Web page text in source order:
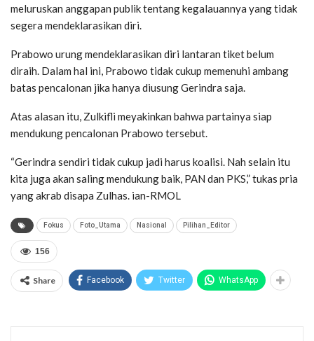
meluruskan anggapan publik tentang kegalauannya yang tidak
segera mendeklarasikan diri.
Prabowo urung mendeklarasikan diri lantaran tiket belum
diraih. Dalam hal ini, Prabowo tidak cukup memenuhi ambang
batas pencalonan jika hanya diusung Gerindra saja.
Atas alasan itu, Zulkifli meyakinkan bahwa partainya siap
mendukung pencalonan Prabowo tersebut.
“Gerindra sendiri tidak cukup jadi harus koalisi. Nah selain itu
kita juga akan saling mendukung baik, PAN dan PKS,” tukas pria
yang akrab disapa Zulhas. ian-RMOL
Fokus Foto_Utama Nasional Pilihan_Editor
156
Share Facebook Twitter WhatsApp